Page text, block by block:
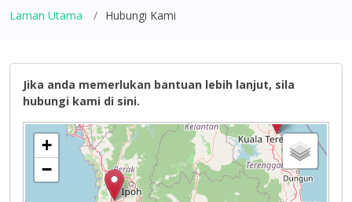
Laman Utama Hubungi Kami
Jika anda memerlukan bantuan lebih lanjut, sila
hubungi kami di sini.